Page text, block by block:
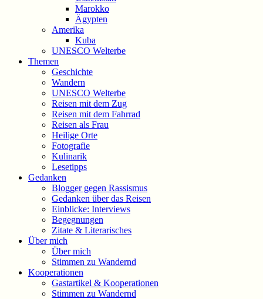
Marokko
Ägypten
Amerika
Kuba
UNESCO Welterbe
Themen
Geschichte
Wandern
UNESCO Welterbe
Reisen mit dem Zug
Reisen mit dem Fahrrad
Reisen als Frau
Heilige Orte
Fotografie
Kulinarik
Lesetipps
Gedanken
Blogger gegen Rassismus
Gedanken über das Reisen
Einblicke: Interviews
Begegnungen
Zitate & Literarisches
Über mich
Über mich
Stimmen zu Wandernd
Kooperationen
Gastartikel & Kooperationen
Stimmen zu Wandernd